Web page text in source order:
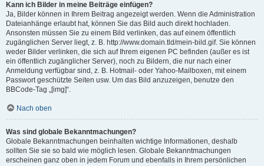
Kann ich Bilder in meine Beiträge einfügen?
Ja, Bilder können in Ihrem Beitrag angezeigt werden. Wenn die Administration
Dateianhänge erlaubt hat, können Sie das Bild auch direkt hochladen.
Ansonsten müssen Sie zu einem Bild verlinken, das auf einem öffentlich
zugänglichen Server liegt, z. B. http://www.domain.tld/mein-bild.gif. Sie können
weder Bilder verlinken, die sich auf Ihrem eigenen PC befinden (außer es ist
ein öffentlich zugänglicher Server), noch zu Bildern, die nur nach einer
Anmeldung verfügbar sind, z. B. Hotmail- oder Yahoo-Mailboxen, mit einem
Passwort geschützte Seiten usw. Um das Bild anzuzeigen, benutze den
BBCode-Tag „[img]“.
Nach oben
Was sind globale Bekanntmachungen?
Globale Bekanntmachungen beinhalten wichtige Informationen, deshalb
sollten Sie sie so bald wie möglich lesen. Globale Bekanntmachungen
erscheinen ganz oben in jedem Forum und ebenfalls in Ihrem persönlichen